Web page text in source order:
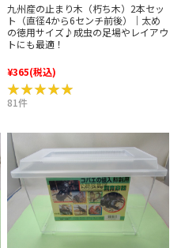
九州産の止まり木（朽ち木）2本セッ
ト（直径4から6センチ前後）｜太め
の徳用サイズ♪成虫の足場やレイアウ
トにも最適！
¥365(税込)
★★★★★
★★★★★
81件